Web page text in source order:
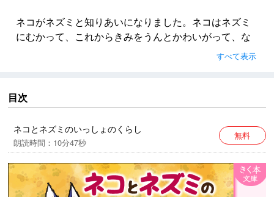
ネコがネズミと知りあいになりました。ネコはネズミ
にむかって、これからきみをうんとかわいがって、な
かよくしてあげるよ、と、さかんにうまいことをいい
たてました。それで、とうとうネズミは、ネコとおな
まいました。
※本作品中には、今日からすると不適切な表現が見られ
ますが、作品の時代背景と著者の意図を尊重し、その
ままの形で配信いたします。
すべて表示
目次
ネコとネズミのいっしょのくらし
朗読時間：10分47秒
無料